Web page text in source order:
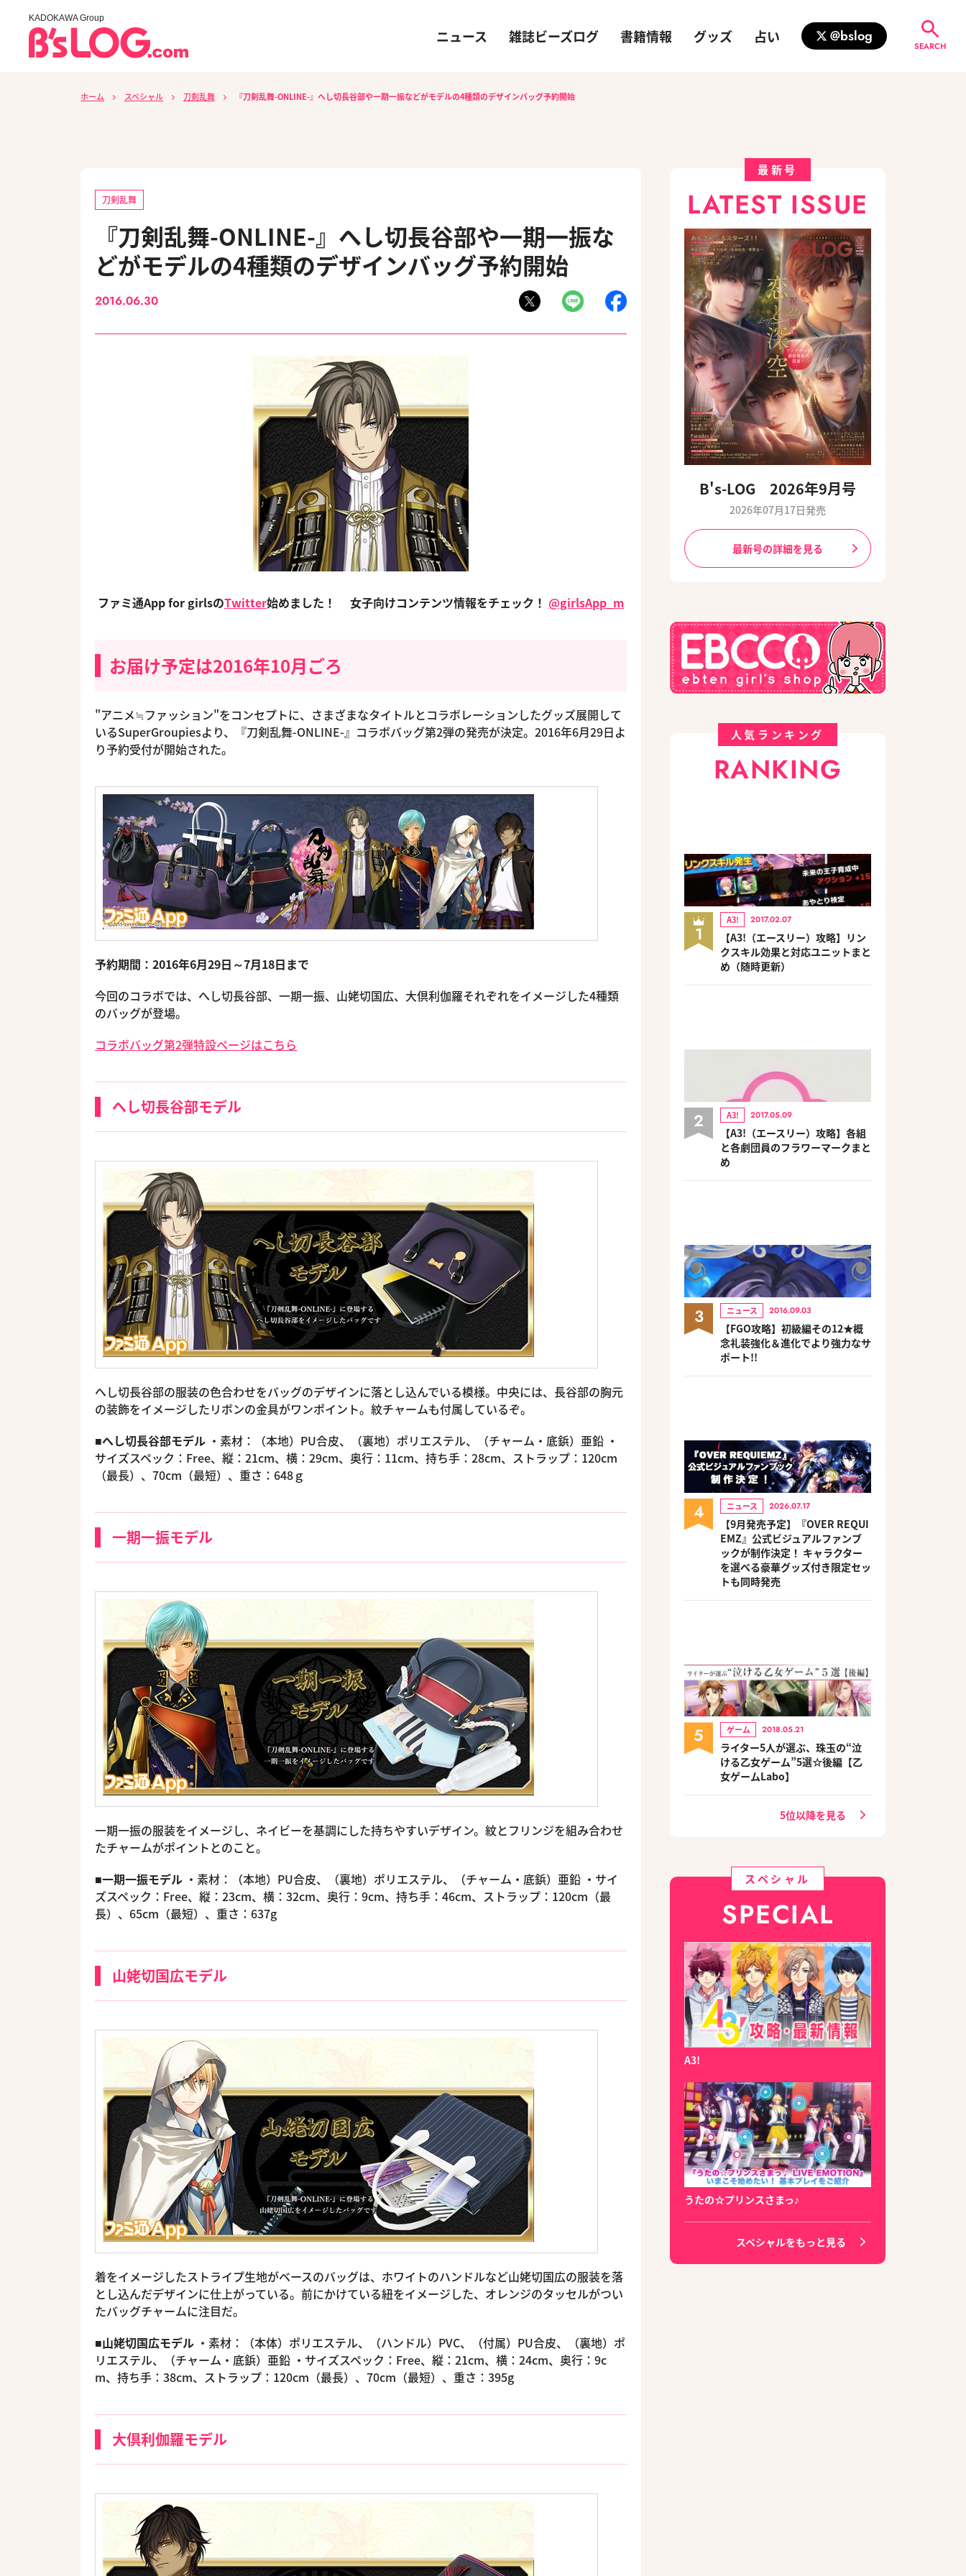
KADOKAWA Group
ニュース 雑誌ビーズログ 書籍情報 グッズ 占い @bslog
SEARCH
ホーム スペシャル 刀剣乱舞 『刀剣乱舞-ONLINE-』へし切長谷部や一期一振などがモデルの4種類のデザインバッグ予約開始
刀剣乱舞
『刀剣乱舞-ONLINE-』へし切長谷部や一期一振な
どがモデルの4種類のデザインバッグ予約開始
2016.06.30
ファミ通App for girlsのTwitter始めました！ 女子向けコンテンツ情報をチェック！ @girlsApp_m
お届け予定は2016年10月ごろ
"アニメ≒ファッション"をコンセプトに、さまざまなタイトルとコラボレーションしたグッズ展開して
いるSuperGroupiesより、『刀剣乱舞-ONLINE-』コラボバッグ第2弾の発売が決定。2016年6月29日よ
り予約受付が開始された。
予約期間：2016年6月29日～7月18日まで
今回のコラボでは、へし切長谷部、一期一振、山姥切国広、大倶利伽羅それぞれをイメージした4種類
のバッグが登場。
コラボバッグ第2弾特設ページはこちら
へし切長谷部モデル
へし切長谷部の服装の色合わせをバッグのデザインに落とし込んでいる模様。中央には、長谷部の胸元
の装飾をイメージしたリボンの金具がワンポイント。紋チャームも付属しているぞ。
■へし切長谷部モデル ・素材：（本地）PU合皮、（裏地）ポリエステル、（チャーム・底鋲）亜鉛 ・
サイズスペック：Free、縦：21cm、横：29cm、奥行：11cm、持ち手：28cm、ストラップ：120cm
（最長）、70cm（最短）、重さ：648ｇ
一期一振モデル
一期一振の服装をイメージし、ネイビーを基調にした持ちやすいデザイン。紋とフリンジを組み合わせ
たチャームがポイントとのこと。
■一期一振モデル ・素材：（本地）PU合皮、（裏地）ポリエステル、（チャーム・底鋲）亜鉛 ・サイ
ズスペック：Free、縦：23cm、横：32cm、奥行：9cm、持ち手：46cm、ストラップ：120cm（最
長）、65cm（最短）、重さ：637g
山姥切国広モデル
着をイメージしたストライプ生地がベースのバッグは、ホワイトのハンドルなど山姥切国広の服装を落
とし込んだデザインに仕上がっている。前にかけている紐をイメージした、オレンジのタッセルがつい
たバッグチャームに注目だ。
■山姥切国広モデル ・素材：（本体）ポリエステル、（ハンドル）PVC、（付属）PU合皮、（裏地）ポ
リエステル、（チャーム・底鋲）亜鉛 ・サイズスペック：Free、縦：21cm、横：24cm、奥行：9c
m、持ち手：38cm、ストラップ：120cm（最長）、70cm（最短）、重さ：395g
大倶利伽羅モデル
最新号
LATEST ISSUE
B's-LOG 2026年9月号
2026年07月17日発売
最新号の詳細を見る
人気ランキング
RANKING
1
A3! 2017.02.07
【A3!（エースリー）攻略】リン
クスキル効果と対応ユニットまと
め（随時更新）
2 A3! 2017.05.09
【A3!（エースリー）攻略】各組
と各劇団員のフラワーマークまと
め
3 ニュース 2016.09.03
【FGO攻略】初級編その12★概
念礼装強化＆進化でより強力なサ
ポート!!
4 ニュース 2026.07.17
【9月発売予定】『OVER REQUI
EMZ』公式ビジュアルファンブ
ックが制作決定！ キャラクター
を選べる豪華グッズ付き限定セッ
トも同時発売
5 ゲーム 2018.05.21
ライター5人が選ぶ、珠玉の“泣
ける乙女ゲーム”5選☆後編【乙
女ゲームLabo】
5位以降を見る
スペシャル
SPECIAL
A3!
うたの☆プリンスさまっ♪
スペシャルをもっと見る